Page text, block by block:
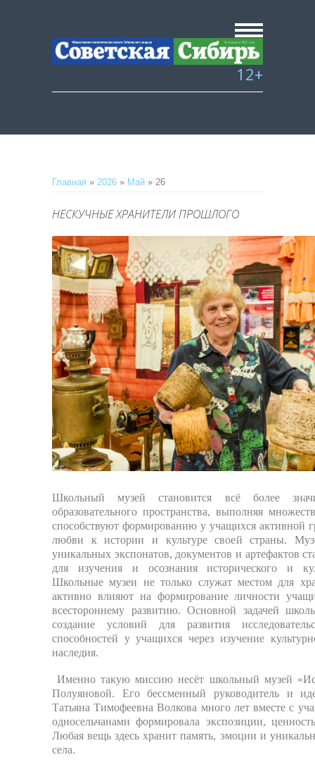
12+
Главная » 2026 » Май » 26
НЕСКУЧНЫЕ ХРАНИТЕЛИ ПРОШЛОГО
Школьный музей становится всё более
образовательного пространства, выполняя
способствуют формированию у учащихся активной
любви к истории и культуре своей страны.
уникальных экспонатов, документов и артефактов
для изучения и осознания исторического и
Школьные музеи не только служат местом для
активно влияют на формирование личности
всестороннему развитию. Основной задачей
создание условий для развития
способностей у учащихся через изучение
наследия.
Именно такую миссию несёт школьный музей
Полуяновой. Его бессменный руководитель и
Татьяна Тимофеевна Волкова много лет вместе с
односельчанами формировала экспозиции,
Любая вещь здесь хранит память, эмоции и
села.